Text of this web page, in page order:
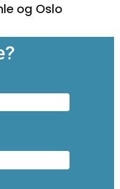
og Oslo